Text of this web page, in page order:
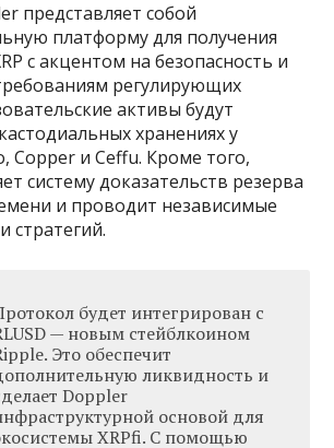
представляет собой
платформу для получения
с акцентом на безопасность и
регулирующих
активы будут
хранениях у
Copper и Ceffu. Кроме того,
систему доказательств резерва
и проводит независимые
стратегий.
будет интегрирован с
— новым стейблкоином
Это обеспечит
ликвидность и
Doppler
основой для
XRPfi. С помощью